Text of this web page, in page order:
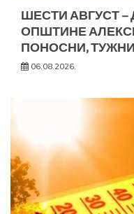
ШЕСТИ АВГУСТ –
ОПШТИНЕ
ПОНОСНИ,
06.08.2026.